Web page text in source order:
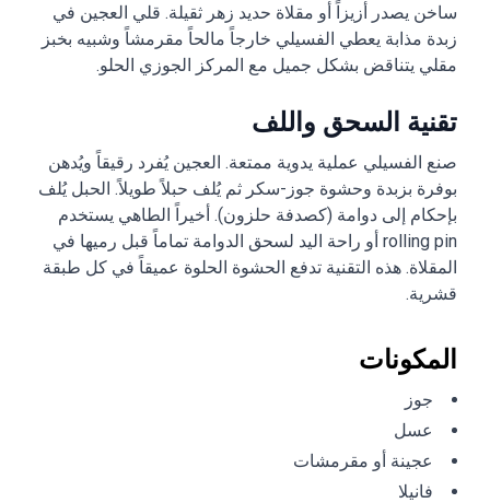
ساخن يصدر أزيزاً أو مقلاة حديد زهر ثقيلة. قلي العجين في
زبدة مذابة يعطي الفسيلي خارجاً مالحاً مقرمشاً وشبيه بخبز
مقلي يتناقض بشكل جميل مع المركز الجوزي الحلو.
تقنية السحق واللف
صنع الفسيلي عملية يدوية ممتعة. العجين يُفرد رقيقاً ويُدهن
بوفرة بزبدة وحشوة جوز-سكر ثم يُلف حبلاً طويلاً. الحبل يُلف
بإحكام إلى دوامة (كصدفة حلزون). أخيراً الطاهي يستخدم
rolling pin أو راحة اليد لسحق الدوامة تماماً قبل رميها في
المقلاة. هذه التقنية تدفع الحشوة الحلوة عميقاً في كل طبقة
قشرية.
المكونات
جوز
عسل
عجينة أو مقرمشات
فانيلا